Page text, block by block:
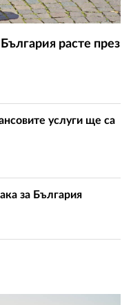
расте през
услуги ще са
за България